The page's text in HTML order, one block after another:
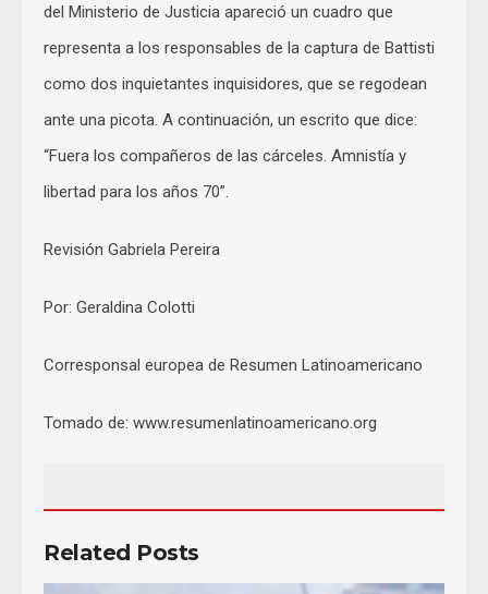
del Ministerio de Justicia apareció un cuadro que
representa a los responsables de la captura de Battisti
como dos inquietantes inquisidores, que se regodean
ante una picota. A continuación, un escrito que dice:
“Fuera los compañeros de las cárceles. Amnistía y
libertad para los años 70”.
Revisión Gabriela Pereira
Por: Geraldina Colotti
Corresponsal europea de Resumen Latinoamericano
Tomado de: www.resumenlatinoamericano.org
Related Posts